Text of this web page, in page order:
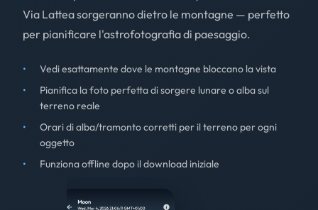
Via Lattea sorgeranno dietro le montagne — perfetto
per pianificare l'astrofotografia di paesaggio.
Vedi esattamente dove le montagne bloccano la vista
Pianifica la foto perfetta di sorgere lunare o alba sul
terreno reale
Orari di alba/tramonto corretti per il terreno per ogni
oggetto
Funziona offline dopo il download iniziale